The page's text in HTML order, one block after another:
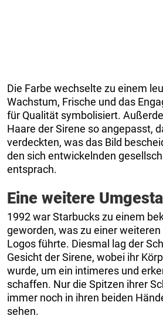
Die Farbe wechselte zu einem
Wachstum, Frische und das
für Qualität symbolisiert.
Haare der Sirene so angepasst,
verdeckten, was das Bild
den sich entwickelnden
entsprach.
Eine weitere
1992 war Starbucks zu einem
geworden, was zu einer
Logos führte. Diesmal lag der
Gesicht der Sirene, wobei ihr
wurde, um ein intimeres und
schaffen. Nur die Spitzen ihrer
immer noch in ihren beiden
sehen.